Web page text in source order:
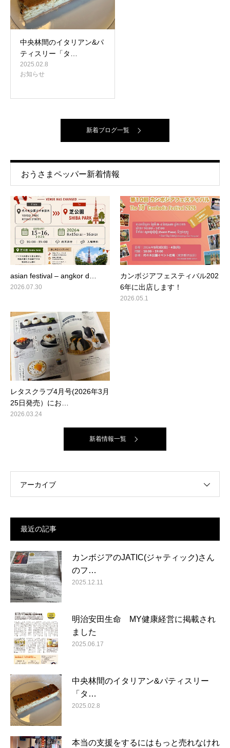
中央林間のイタリアン&パ
ティスリー「タ…
2025.02.8
お知らせ
新着ブログ一覧
おうさまペッパー新着情報
asian festival – angkor d…
2026.07.30
カンボジアフェスティバル202
6年に出店します！
2026.05.1
レタスクラブ4月号(2026年3月
25日発売）にお…
2026.03.24
新着情報一覧
アーカイブ
最近の記事
カンボジアのJATIC(ジャティック)さん
のフ…
2025.12.11
明治安田生命 MY健康経営に掲載され
ました
2025.06.17
中央林間のイタリアン&パティスリー
「タ…
2025.02.8
本当の支援をするにはもっと売れなけれ